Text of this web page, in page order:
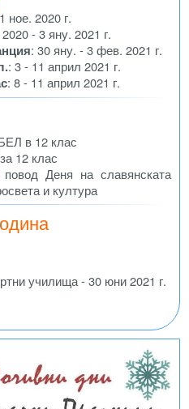
ное. 2020 г.
- 3 яну. 2021 г.
: 30 яну. - 3 фев. 2021 г.
: 3 - 11 април 2021 г.
: 8 - 11 април 2021 г.
в 12 клас
12 клас
Деня на славянската
и култура
училища - 30 юни 2021 г.